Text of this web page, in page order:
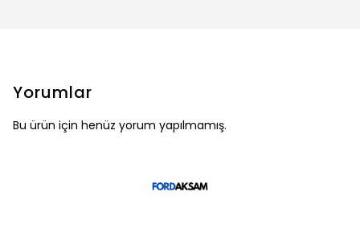
Yorumlar
Bu ürün için henüz yorum yapılmamış.